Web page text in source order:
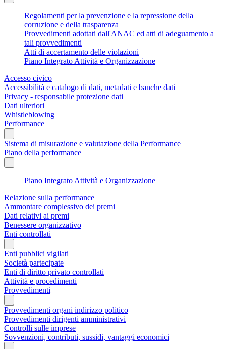
Regolamenti per la prevenzione e la repressione della
corruzione e della trasparenza
Provvedimenti adottati dall'ANAC ed atti di adeguamento a
tali provvedimenti
Atti di accertamento delle violazioni
Piano Integrato Attività e Organizzazione
Accesso civico
Accessibilità e catalogo di dati, metadati e banche dati
Privacy - responsabile protezione dati
Dati ulteriori
Whistleblowing
Performance
Sistema di misurazione e valutazione della Performance
Piano della performance
Piano Integrato Attività e Organizzazione
Relazione sulla performance
Ammontare complessivo dei premi
Dati relativi ai premi
Benessere organizzativo
Enti controllati
Enti pubblici vigilati
Società partecipate
Enti di diritto privato controllati
Attività e procedimenti
Provvedimenti
Provvedimenti organi indirizzo politico
Provvedimenti dirigenti amministrativi
Controlli sulle imprese
Sovvenzioni, contributi, sussidi, vantaggi economici